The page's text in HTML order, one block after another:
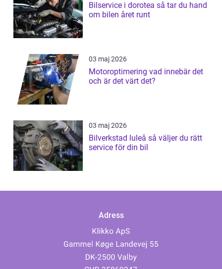
Bilservice i dorotea så tar du hand
om bilen året runt
03 maj 2026
Motoroptimering vad innebär det
och är det värt det?
03 maj 2026
Bilverkstad luleå så väljer du rätt
service för din bil
Adress